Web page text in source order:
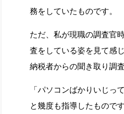
務をしていたものです。
ただ、私が現職の調査官
査をしている姿を見て感
納税者からの聞き取り調
「パソコンばかりいじっ
と幾度も指導したものです